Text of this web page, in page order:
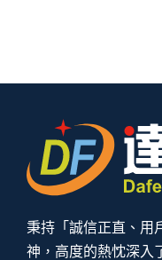
秉持「誠信正直、用
神，高度的熱忱深入